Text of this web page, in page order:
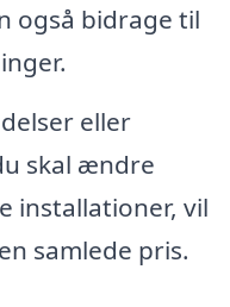
også bidrage til
eller
skal ændre
installationer, vil
samlede pris.